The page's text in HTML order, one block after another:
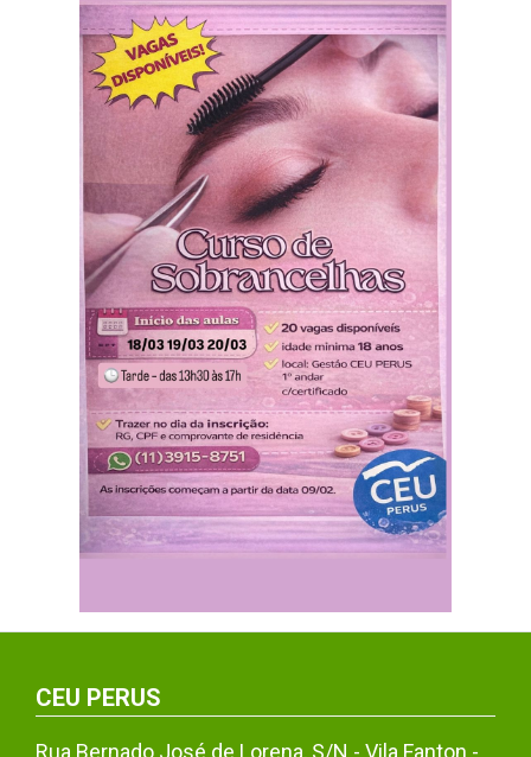
CEU PERUS
Rua Bernado José de Lorena, S/N - Vila Fanton -